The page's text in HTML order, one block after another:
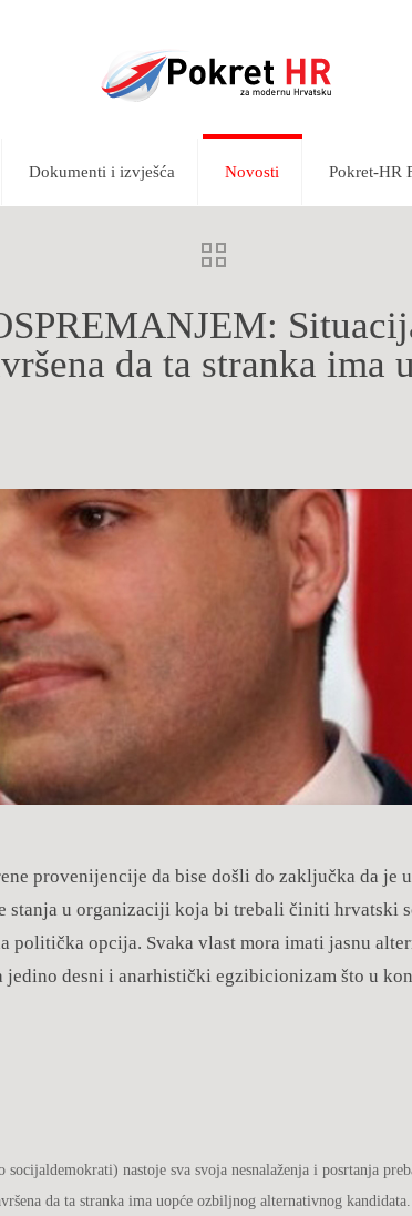
Dokumenti i izvješća Novosti Pokret-HR
da ta stranka
provenijencije da bise došli do zaključka da je
stanja u organizaciji koja bi trebali činiti hrvatski
politička opcija. Svaka vlast mora imati jasnu
jedino desni i anarhistički egzibicionizam što u
nastoje sva svoja nesnalaženja i posrtanja
da ta stranka ima uopće ozbiljnog alternativnog